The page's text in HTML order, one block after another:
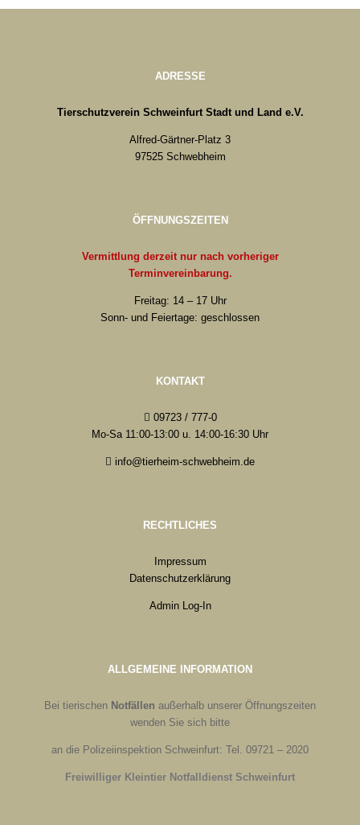
ADRESSE
Tierschutzverein Schweinfurt Stadt und Land e.V.
Alfred-Gärtner-Platz 3
97525 Schwebheim
ÖFFNUNGSZEITEN
Vermittlung derzeit nur nach vorheriger
Terminvereinbarung.
Freitag: 14 – 17 Uhr
Sonn- und Feiertage: geschlossen
KONTAKT
09723 / 777-0
Mo-Sa 11:00-13:00 u. 14:00-16:30 Uhr
info@tierheim-schwebheim.de
RECHTLICHES
Impressum
Datenschutzerklärung
Admin Log-In
ALLGEMEINE INFORMATION
Bei tierischen Notfällen außerhalb unserer Öffnungszeiten
wenden Sie sich bitte
an die Polizeiinspektion Schweinfurt: Tel. 09721 – 2020
Freiwilliger Kleintier Notfalldienst Schweinfurt